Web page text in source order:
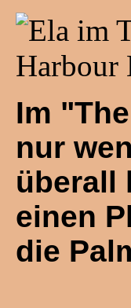
Im
nur
überall
einen
die